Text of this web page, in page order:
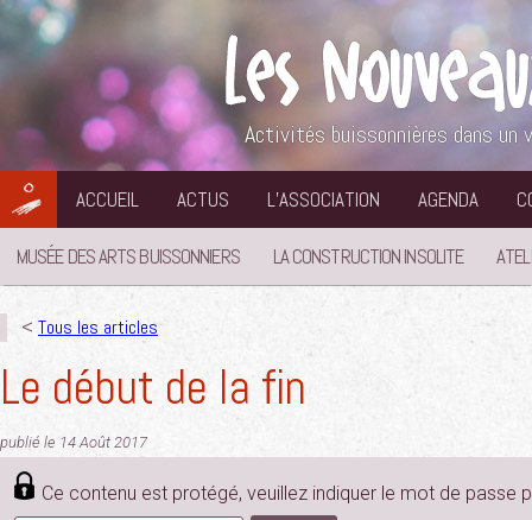
Aller
au
contenu
Activités buissonnières dans
ACCUEIL ACTUS L’ASSOCIATION AGENDA
MUSÉE DES ARTS BUISSONNIERS LA CONSTRUCTION INSOLITE
< Tous les articles
Le début de la fin
publié le 14 Août 2017
Ce contenu est protégé, veuillez indiquer le mot de passe